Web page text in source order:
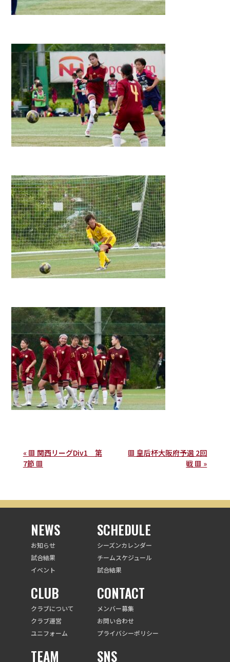
« 🟥 関西リーグDiv1 第
7節 🟥
🟥 皇后杯大阪府予選 2回
戦 🟥 »
NEWS
お知らせ
試合結果
イベント
CLUB
クラブについて
クラブ運営
ユニフォーム
TEAM
SCHEDULE
シーズンカレンダー
チームスケジュール
試合結果
CONTACT
メンバー募集
お問い合わせ
プライバシーポリシー
SNS